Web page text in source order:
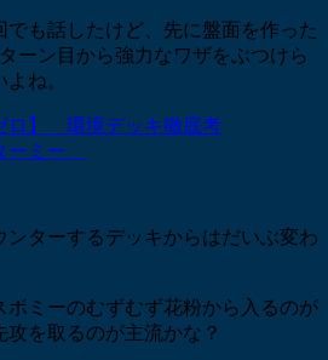
でも話したけど、先に盤面を作った
ーン目から強力なワザをぶつけら
ね。
ロ】 環境デッキ徹底考
ーミー
ンターするデッキからはだいぶ変わ
ボミーのむずむず花粉から入るのが
を取るのが主流かな？